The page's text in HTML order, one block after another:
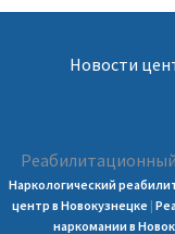
Новости
Наркологический
центр в Новокузнецке |
наркомании в